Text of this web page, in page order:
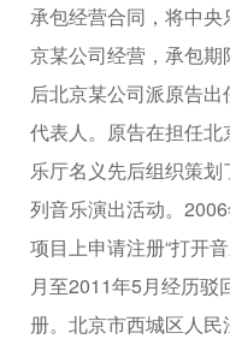
承包经营合同，将中
京某公司经营，承包期
后北京某公司派原告
代表人。原告在担任
乐厅名义先后组织策划
列音乐演出活动。
项目上申请注册“打开
月至2011年5月经历驳
册。北京市西城区人